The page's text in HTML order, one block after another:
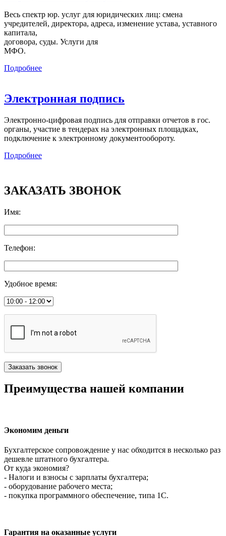
Весь спектр юр. услуг для юридических лиц: смена
учредителей, директора, адреса, изменение устава, уставного
капитала,
договора, суды. Услуги для
МФО.
Подробнее
Электронная подпись
Электронно-цифровая подпись для отправки отчетов в гос.
органы, участие в тендерах на электронных площадках,
подключение к электронному документообороту.
Подробнее
ЗАКАЗАТЬ ЗВОНОК
Имя:
Телефон:
Удобное время:
Преимущества нашей компании
Экономим деньги
Бухгалтерское сопровождение у нас обходится в несколько раз
дешевле штатного бухгалтера.
От куда экономия?
- Налоги и взносы с зарплаты бухгалтера;
- оборудование рабочего места;
- покупка программного обеспечение, типа 1С.
Гарантия на оказанные услуги